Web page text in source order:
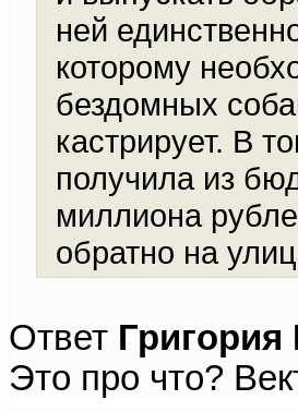
ней
которому
бездомных
кастрирует. В
получила из
миллиона
обратно на
Ответ
Это про что?